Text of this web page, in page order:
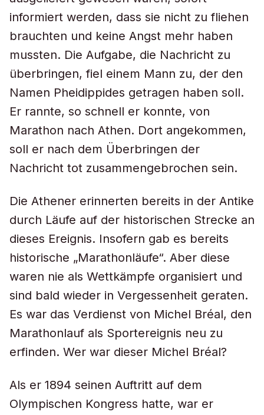
informiert werden, dass sie nicht zu fliehen
brauchten und keine Angst mehr haben
mussten. Die Aufgabe, die Nachricht zu
überbringen, fiel einem Mann zu, der den
Namen Pheidippides getragen haben soll.
Er rannte, so schnell er konnte, von
Marathon nach Athen. Dort angekommen,
soll er nach dem Überbringen der
Nachricht tot zusammengebrochen sein.
Die Athener erinnerten bereits in der Antike
durch Läufe auf der historischen Strecke an
dieses Ereignis. Insofern gab es bereits
historische „Marathonläufe“. Aber diese
waren nie als Wettkämpfe organisiert und
sind bald wieder in Vergessenheit geraten.
Es war das Verdienst von Michel Bréal, den
Marathonlauf als Sportereignis neu zu
erfinden. Wer war dieser Michel Bréal?
Als er 1894 seinen Auftritt auf dem
Olympischen Kongress hatte, war er